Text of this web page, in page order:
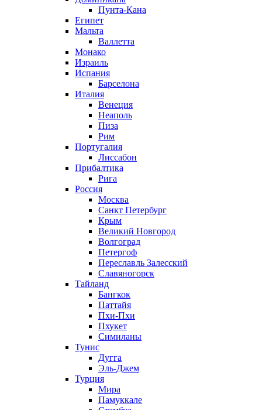
Пунта-Кана
Египет
Мальта
Валлетта
Монако
Израиль
Испания
Барселона
Италия
Венеция
Неаполь
Пиза
Рим
Португалия
Лиссабон
Прибалтика
Рига
Россия
Москва
Санкт Петербург
Крым
Великий Новгород
Волгоград
Петергоф
Переславль Залесский
Славяногорск
Тайланд
Бангкок
Паттайя
Пхи-Пхи
Пхукет
Симиланы
Тунис
Дугга
Эль-Джем
Турция
Мира
Памуккале